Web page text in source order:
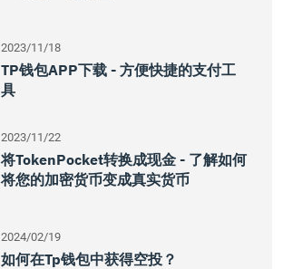
2023/11/18
TP钱包APP下载 - 方便快捷的支付工
具
2023/11/22
将TokenPocket转换成现金 - 了解如何
将您的加密货币变成真实货币
2024/02/19
如何在tp钱包中获得空投？